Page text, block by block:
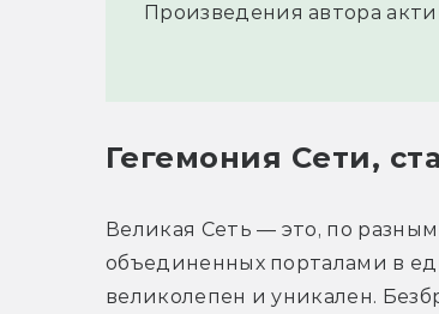
Произведения автора
Гегемония Сети,
Великая Сеть — это, по
объединенных порталами в
великолепен и уникален.